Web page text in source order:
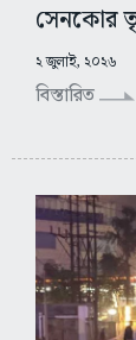
সেনকোর
২ জুলাই, ২০২৬
বিস্তারিত